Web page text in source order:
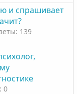
и спрашивает
139
0